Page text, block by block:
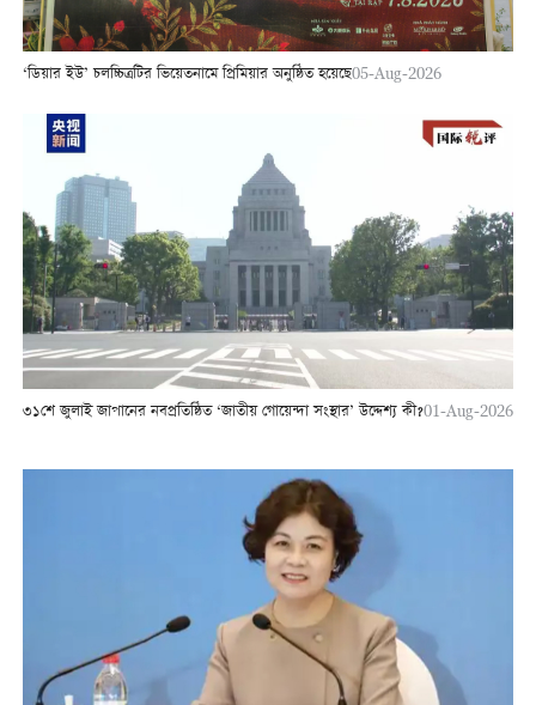
‘ডিয়ার ইউ’ চলচ্চিত্রটির ভিয়েতনামে প্রিমিয়ার অনুষ্ঠিত হয়েছে05-Aug-2026
৩১শে জুলাই জাপানের নবপ্রতিষ্ঠিত ‘জাতীয় গোয়েন্দা সংস্থার’ উদ্দেশ্য কী?01-Aug-2026